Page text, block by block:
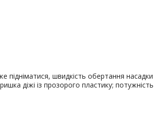
швидкість обертання
діжі із прозорого пластику;